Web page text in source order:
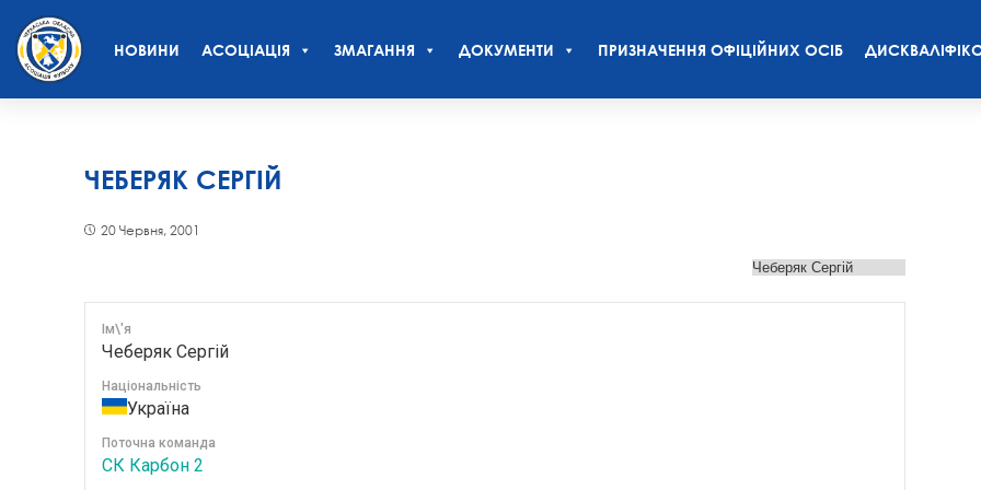
НОВИНИ АСОЦІАЦІЯ ЗМАГАННЯ ДОКУМЕНТИ ПРИЗНАЧЕННЯ ОФІЦІЙНИХ ОСІБ
ЧЕБЕРЯК СЕРГІЙ
20 Червня, 2001
Ім\'я
Чеберяк Сергій
Національність
Україна
Поточна команда
СК Карбон 2